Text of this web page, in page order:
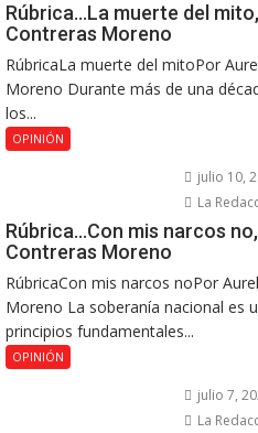
Rúbrica…La muerte del
Contreras Moreno
RúbricaLa muerte del mitoPor
Moreno Durante más de una
los...
OPINIÓN
julio 10,
La
Rúbrica…Con mis narcos
Contreras Moreno
RúbricaCon mis narcos noPor
Moreno La soberanía nacional es
principios fundamentales...
OPINIÓN
julio 7,
La